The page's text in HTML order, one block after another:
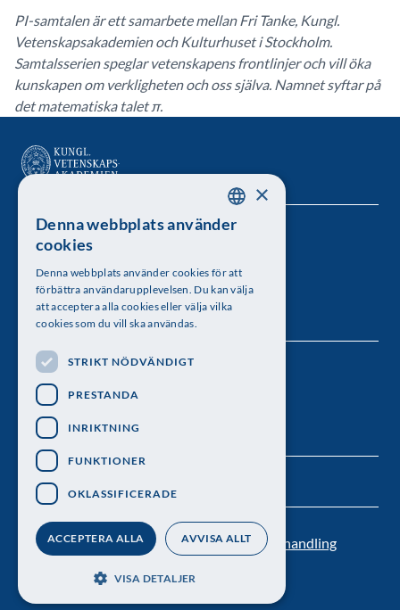
PI-samtalen är ett samarbete mellan Fri Tanke, Kungl.
Vetenskapsakademien och Kulturhuset i Stockholm.
Samtalsserien speglar vetenskapens frontlinjer och vill öka
kunskapen om verkligheten och oss själva. Namnet syftar på
det matematiska talet π.
Kungl. Vetenskapsakademien
Besöksadress: Lilla Frescativägen 4A
Telefon: 08-673 95 00
Kontakt Nyhetsbrev
Personuppgiftsbehandling
Följ oss
SWEDISH
×
Denna webbplats använder
cookies
Denna webbplats använder cookies för att
förbättra användarupplevelsen. Du kan välja
att acceptera alla cookies eller välja vilka
cookies som du vill ska användas.
STRIKT NÖDVÄNDIGT
PRESTANDA
INRIKTNING
FUNKTIONER
OKLASSIFICERADE
ACCEPTERA ALLA AVVISA ALLT
VISA DETALJER